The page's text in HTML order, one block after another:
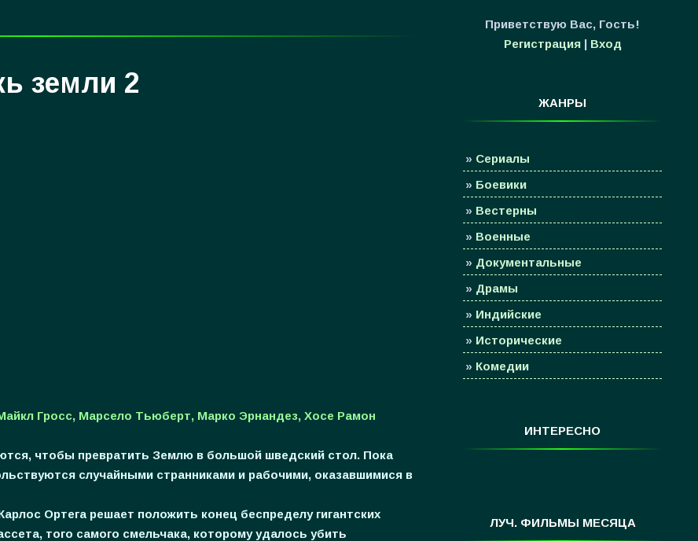
земли 2
Гросс, Марсело Тьюберт, Марко Эрнандез, Хосе Рамон
чтобы превратить Землю в большой шведский стол. Пока
случайными странниками и рабочими, оказавшимися в
Ортега решает положить конец беспределу гигантских
того самого смельчака, которому удалось убить
Приветствую Вас, Гость!
Регистрация| Вход
ЖАНРЫ
» Сериалы
» Боевики
» Вестерны
» Военные
» Документальные
» Драмы
» Индийские
» Исторические
» Комедии
Фантастика
ИНТЕРЕСНО
ЛУЧ. ФИЛЬМЫ МЕСЯЦА